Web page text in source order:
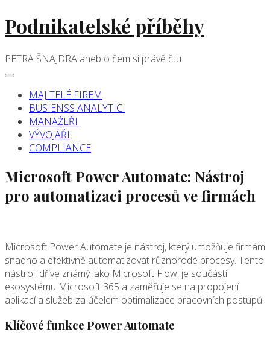
Skip
to
Podnikatelské příběhy
PETRA ŠNAJDRA aneb o čem si právě čtu
navigation
Menu
MAJITELÉ FIREM
BUSIENSS ANALYTICI
MANAŽEŘI
VÝVOJÁŘI
COMPLIANCE
Microsoft Power Automate: Nástroj
pro automatizaci procesů ve firmách
Microsoft Power Automate je nástroj, který umožňuje firmám
snadno a efektivně automatizovat různorodé procesy. Tento
nástroj, dříve známý jako Microsoft Flow, je součástí
ekosystému Microsoft 365 a zaměřuje se na propojení
aplikací a služeb za účelem optimalizace pracovních postupů.
Klíčové funkce Power Automate